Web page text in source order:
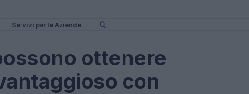
Servizi per le Aziende
ottenere
con